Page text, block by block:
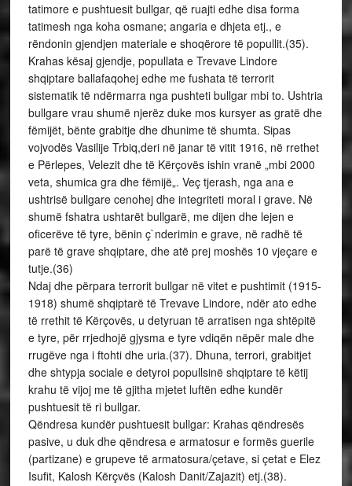
tatimore e pushtuesit bullgar, që ruajti edhe disa forma
tatimesh nga koha osmane; angaria e dhjeta etj., e
rëndonin gjendjen materiale e shoqërore të popullit.(35).
Krahas kësaj gjendje, popullata e Trevave Lindore
shqiptare ballafaqohej edhe me fushata të terrorit
sistematik të ndërmarra nga pushteti bullgar mbi to. Ushtria
bullgare vrau shumë njerëz duke mos kursyer as gratë dhe
fëmijët, bënte grabitje dhe dhunime të shumta. Sipas
vojvodës Vasilije Trbiq,deri në janar të vitit 1916, në rrethet
e Përlepes, Velezit dhe të Kërçovës ishin vranë „mbi 2000
veta, shumica gra dhe fëmijë„. Veç tjerash, nga ana e
ushtrisë bullgare cenohej dhe integriteti moral i grave. Në
shumë fshatra ushtarët bullgarë, me dijen dhe lejen e
oficerëve të tyre, bënin ç`nderimin e grave, në radhë të
parë të grave shqiptare, dhe atë prej moshës 10 vjeçare e
tutje.(36)
Ndaj dhe përpara terrorit bullgar në vitet e pushtimit (1915-
1918) shumë shqiptarë të Trevave Lindore, ndër ato edhe
të rrethit të Kërçovës, u detyruan të arratisen nga shtëpitë
e tyre, për rrjedhojë gjysma e tyre vdiqën nëpër male dhe
rrugëve nga i ftohti dhe uria.(37). Dhuna, terrori, grabitjet
dhe shtypja sociale e detyroi popullsinë shqiptare të këtij
krahu të vijoj me të gjitha mjetet luftën edhe kundër
pushtuesit të ri bullgar.
Qëndresa kundër pushtuesit bullgar: Krahas qëndresës
pasive, u duk dhe qëndresa e armatosur e formës guerile
(partizane) e grupeve të armatosura/çetave, si çetat e Elez
Isufit, Kalosh Kërçvës (Kalosh Danit/Zajazit) etj.(38).